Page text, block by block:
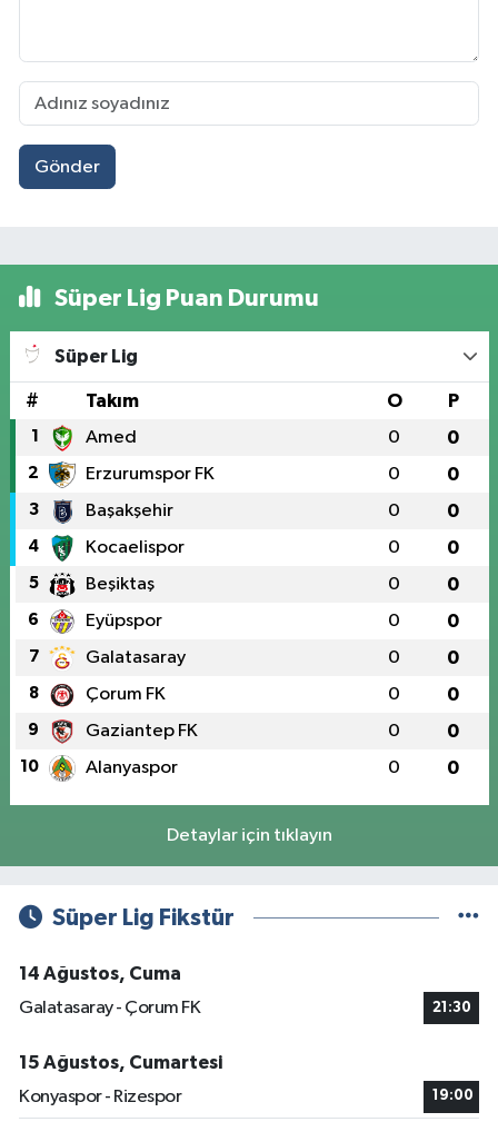
Gönder
Süper Lig Puan Durumu
Süper Lig
# Takım O P
1 Amed 0 0
2 Erzurumspor FK 0 0
3 Başakşehir 0 0
4 Kocaelispor 0 0
5 Beşiktaş 0 0
6 Eyüpspor 0 0
7 Galatasaray 0 0
8 Çorum FK 0 0
9 Gaziantep FK 0 0
10 Alanyaspor 0 0
Detaylar için tıklayın
Süper Lig Fikstür
14 Ağustos, Cuma
Galatasaray - Çorum FK
21:30
15 Ağustos, Cumartesi
Konyaspor - Rizespor
19:00